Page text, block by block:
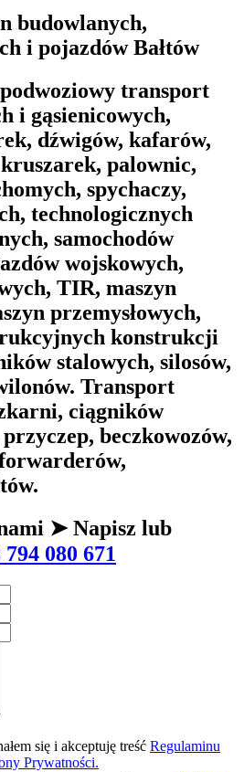
budowlanych,
i pojazdów Bałtów
transport
i gąsienicowych,
dźwigów, kafarów,
palownic,
spychaczy,
technologicznych
samochodów
wojskowych,
TIR, maszyn
przemysłowych,
konstrukcji
stalowych, silosów,
Transport
ciągników
beczkowozów,
➤ Napisz lub
794 080 671
się i akceptuję treść Regulaminu
Prywatności.